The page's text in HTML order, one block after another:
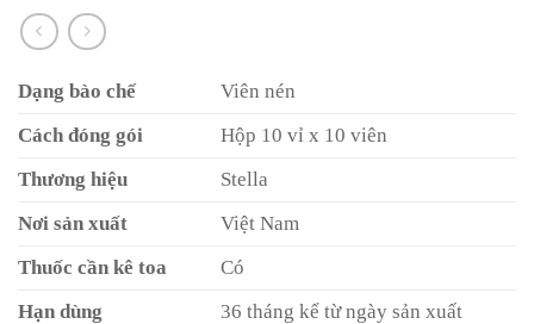
Dạng bào chế
Viên nén
Cách đóng gói
Hộp 10 vỉ x 10 viên
Thương hiệu
Stella
Nơi sản xuất
Việt Nam
Thuốc cần kê toa
Có
Hạn dùng
36 tháng kể từ ngày sản xuất